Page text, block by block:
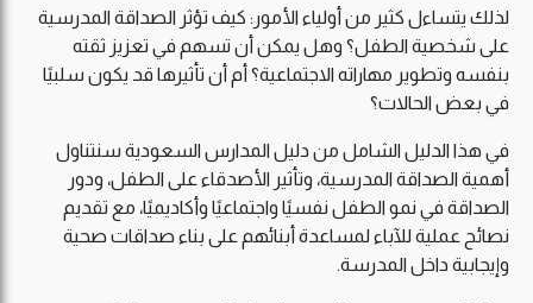
لذلك يتساءل كثير من أولياء الأمور: كيف تؤثر الصداقة المدرسية
على شخصية الطفل؟ وهل يمكن أن تسهم في تعزيز ثقته
بنفسه وتطوير مهاراته الاجتماعية؟ أم أن تأثيرها قد يكون سلبيًا
في بعض الحالات؟
في هذا الدليل الشامل من دليل المدارس السعودية سنتناول
أهمية الصداقة المدرسية، وتأثير الأصدقاء على الطفل، ودور
الصداقة في نمو الطفل نفسيًا واجتماعيًا وأكاديميًا، مع تقديم
نصائح عملية للآباء لمساعدة أبنائهم على بناء صداقات صحية
وإيجابية داخل المدرسة.